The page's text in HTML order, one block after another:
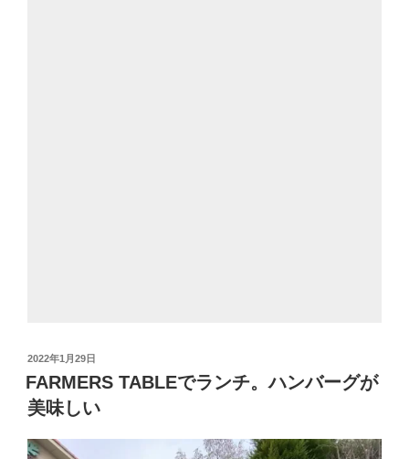
投
稿
日:
2022年1月29日
FARMERS TABLEでランチ。ハンバーグが
美味しい